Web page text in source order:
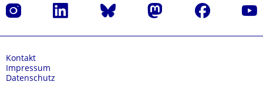
Instagram LinkedIn Bluesky Mastodon Facebook
Kontakt
Impressum
Datenschutz